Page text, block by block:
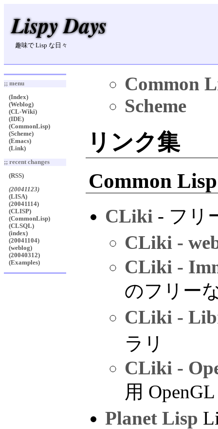
Lispy Days
趣味で Lisp な日々
;; menu
(Index)
(Weblog)
(CL-Wiki)
(IDE)
(CommonLisp)
(Scheme)
(Emacs)
(Link)
;; recent changes
(RSS)
(20041123)
(LISA)
(20041114)
(CLISP)
(CommonLisp)
(CLSQL)
(index)
(20041104)
(weblog)
(20040312)
(Examples)
Common
Scheme
リンク集
Common Lisp
CLiki - フリ
CLiki -
CLiki -
のフリー
CLiki -
ラリ
CLiki -
用
Planet Lisp